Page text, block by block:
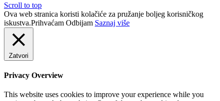
Scroll to top
Ova web stranica koristi kolačiće za pružanje boljeg korisničkog
iskustva.Prihvaćam Odbijam Saznaj više
Zatvori
Privacy Overview
This website uses cookies to improve your experience while you